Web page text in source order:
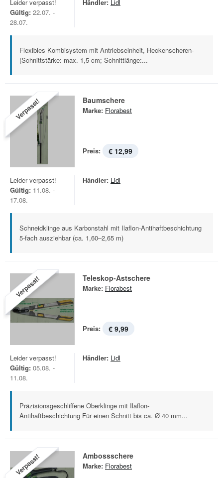
Leider verpasst!
Gültig: 22.07. -
28.07.
Händler: Lidl
Flexibles Kombisystem mit Antriebseinheit, Heckenscheren-
(Schnittstärke: max. 1,5 cm; Schnittlänge:...
Verpasst! Baumschere
Marke: Florabest
Preis: € 12,99
Leider verpasst!
Gültig: 11.08. -
17.08.
Händler: Lidl
Schneidklinge aus Karbonstahl mit Ilaflon-Antihaftbeschichtung
5-fach ausziehbar (ca. 1,60–2,65 m)
Verpasst! Teleskop-Astschere
Marke: Florabest
Preis: € 9,99
Leider verpasst!
Gültig: 05.08. -
11.08.
Händler: Lidl
Präzisionsgeschliffene Oberklinge mit Ilaflon-
Antihaftbeschichtung Für einen Schnitt bis ca. Ø 40 mm...
Verpasst! Ambossschere
Marke: Florabest